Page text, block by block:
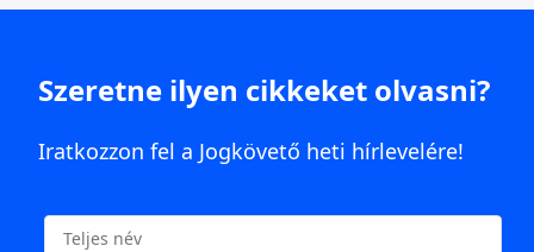
Szeretne ilyen cikkeket olvasni?
Iratkozzon fel a Jogkövető heti hírlevelére!